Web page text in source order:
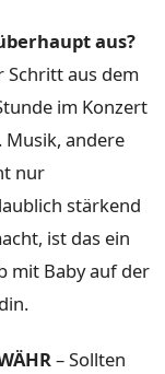
aus?
Schritt aus dem
im Konzert
Musik, andere
nur
stärkend
ist das ein
mit Baby auf der
– Sollten